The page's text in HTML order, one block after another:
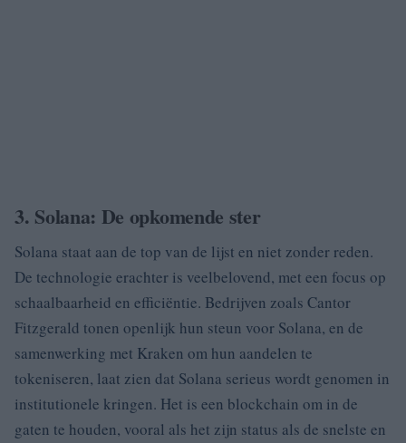
3. Solana: De opkomende ster
Solana staat aan de top van de lijst en niet zonder reden.
De technologie erachter is veelbelovend, met een focus op
schaalbaarheid en efficiëntie. Bedrijven zoals Cantor
Fitzgerald tonen openlijk hun steun voor Solana, en de
samenwerking met Kraken om hun aandelen te
tokeniseren, laat zien dat Solana serieus wordt genomen in
institutionele kringen. Het is een blockchain om in de
gaten te houden, vooral als het zijn status als de snelste en